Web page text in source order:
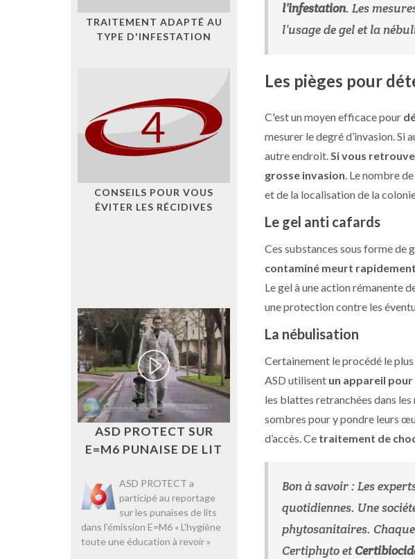
l’infestation. Les
l’usage de gel et la
Les pièges pour
C'est un moyen efficace pour
mesurer le degré d’invasion. Si
autre endroit.Si vous
grosse invasion. Le nombre
et de la localisation de la
Le gel anti cafards
Ces substances sous forme de
contaminé meurt
Le gel à une action rémanente
une protection contre les
La nébulisation
Certainement le procédé le
ASD utilisent un appareil
les blattes retranchées dans
sombres pour y pondre leurs
d’accès. Ce traitement de
Bon à savoir : Les
quotidiennes. Une
phytosanitaires.
Certiphyto et
TRAITEMENT ADAPTÉ AU
TYPE D'INFESTATION
CONSEILS POUR VOUS
ÉVITER LES RÉCIDIVES
ASD PROTECT SUR
E=M6 PUNAISE DE LIT
ASD PROTECT a
participé au reportage
sur les punaises de lits
dans l'émission E=M6 « L'hygiène
toute une éducation à revoir »